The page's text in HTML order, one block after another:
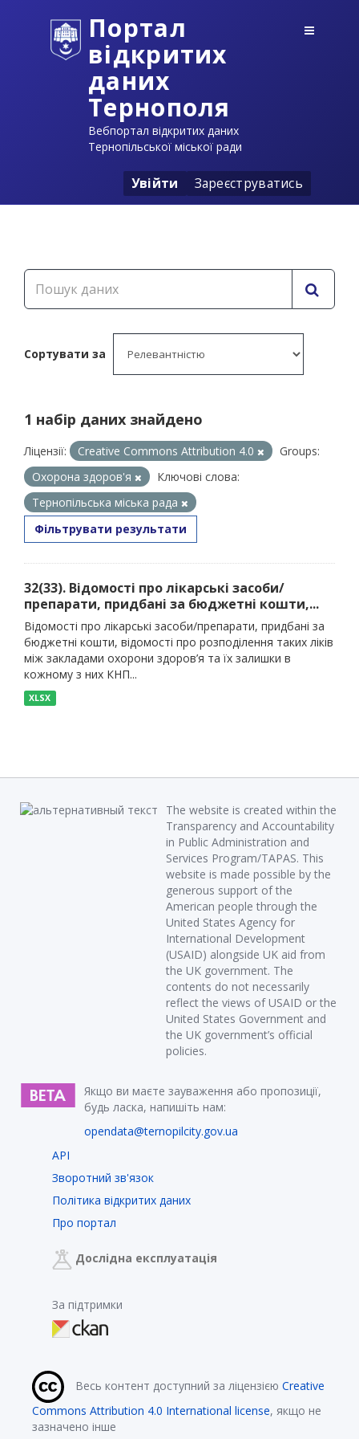
Портал
відкритих
даних
Тернополя
Вебпортал відкритих даних
Тернопільської міської ради
Увійти Зареєструватись
Сортувати за
1 набір даних знайдено
Ліцензії: Creative Commons Attribution 4.0
Groups:
Охорона здоров'я
Ключові слова:
Тернопільська міська рада
Фільтрувати результати
32(33). Відомості про лікарські засоби/
препарати, придбані за бюджетні кошти,...
Відомості про лікарські засоби/препарати, придбані за
бюджетні кошти, відомості про розподілення таких ліків
між закладами охорони здоров’я та їх залишки в
кожному з них КНП...
XLSX
The website is created within the
Transparency and Accountability
in Public Administration and
Services Program/TAPAS. This
website is made possible by the
generous support of the
American people through the
United States Agency for
International Development
(USAID) alongside UK aid from
the UK government. The
contents do not necessarily
reflect the views of USAID or the
United States Government and
the UK government’s official
policies.
Якщо ви маєте зауваження або пропозиції,
будь ласка, напишіть нам:
opendata@ternopilcity.gov.ua
API
Зворотний зв'язок
Політика відкритих даних
Про портал
Дослідна експлуатація
За підтримки
Весь контент доступний за ліцензією Creative
Commons Attribution 4.0 International license, якщо не
зазначено інше